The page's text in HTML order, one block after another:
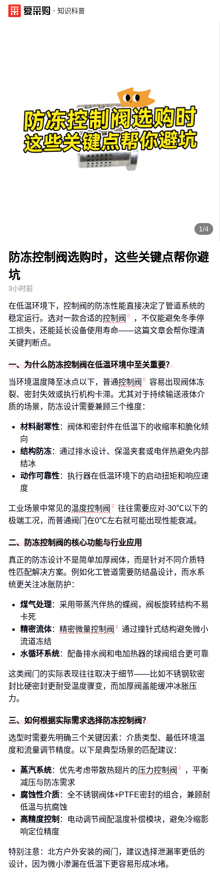
· 知识科普
1/4
防冻控制阀选购时，这些关键点帮你避
坑
3小时前
在低温环境下，控制阀的防冻性能直接决定了管道系统的
稳定运行。选对一款合适的控制阀
，不仅能避免冬季停
工损失，还能延长设备使用寿命——这篇文章会帮你理清
关键判断点。
一、为什么防冻控制阀在低温环境中至关重要？
当环境温度降至冰点以下，普通控制阀
容易出现阀体冻
裂、密封失效或执行机构卡滞。尤其对于持续输送液体介
质的场景，防冻设计需要兼顾三个维度：
材料耐寒性：阀体和密封件在低温下的收缩率和脆化倾
向
结构防冻：通过排水设计、保温夹套或电伴热避免内部
结冰
动作可靠性：执行器在低温环境下的启动扭矩和响应速
度
工业场景中常见的温度控制阀
往往需要应对-30℃以下的
极端工况，而普通阀门在0℃左右就可能出现性能衰减。
二、防冻控制阀的核心功能与行业应用
真正的防冻设计不是简单加厚阀体，而是针对不同介质特
性匹配解决方案。例如化工管道需要防结晶设计，而水系
统更关注冰胀防护：
煤气处理：采用带蒸汽伴热的蝶阀，阀板旋转结构不易
卡死
精密流体： 精密微量控制阀
通过撞针式结构避免微小
流道冻结
水循环系统：配备排水阀和电加热器的球阀组合更可靠
这类阀门的实际表现往往取决于细节——比如不锈钢软密
封比硬密封更耐受温度骤变，而加厚阀盖能缓冲冰胀压
力。
三、如何根据实际需求选择防冻控制阀？
选型时需要先明确三个关键因素：介质类型、最低环境温
度和流量调节精度。以下是典型场景的匹配建议：
蒸汽系统：优先考虑带散热翅片的压力控制阀
，平衡
减压与防冻需求
腐蚀性介质：全不锈钢阀体+PTFE密封的组合，兼顾耐
低温与抗腐蚀
高精度控制 ：电动调节阀配温度补偿模块，避免冷缩影
响定位精度
特别注意：北方户外安装的阀门，建议选择泄漏率更低的
设计，因为微小渗漏在低温下更容易形成冰堵。